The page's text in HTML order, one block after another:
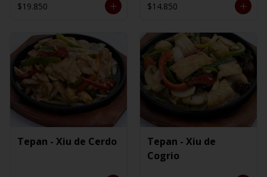
$19.850 $14.850
Tepan - Xiu de Cerdo
Tepan - Xiu de
Cogrio